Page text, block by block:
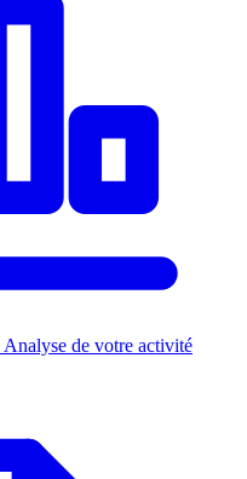
Analyse de votre activité